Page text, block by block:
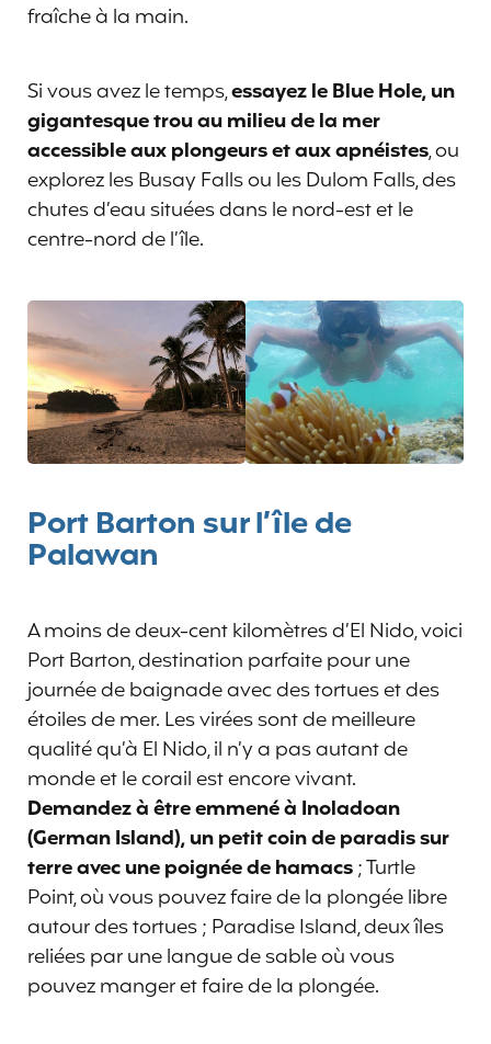
fraîche à la main.
Si vous avez le temps,essayez le Blue Hole, un
gigantesque trou au milieu de la mer
accessible aux plongeurs et aux apnéistes, ou
explorez les Busay Falls ou les Dulom Falls, des
chutes d’eau situées dans le nord-est et le
centre-nord de l’île.
Port Barton sur l’île de
Palawan
A moins de deux-cent kilomètres d’El Nido, voici
Port Barton, destination parfaite pour une
journée de baignade avec des tortues et des
étoiles de mer. Les virées sont de meilleure
qualité qu’à El Nido, il n’y a pas autant de
monde et le corail est encore vivant.
Demandez à être emmené à Inoladoan
(German Island), un petit coin de paradis sur
terre avec une poignée de hamacs; Turtle
Point, où vous pouvez faire de la plongée libre
autour des tortues ; Paradise Island, deux îles
reliées par une langue de sable où vous
pouvez manger et faire de la plongée.